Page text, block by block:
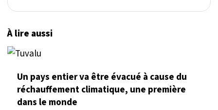
À lire aussi
Un pays entier va être évacué à cause du
réchauffement climatique, une première
dans le monde